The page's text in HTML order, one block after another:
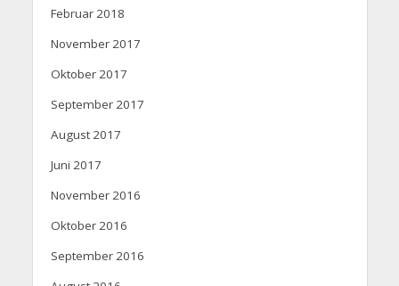
Februar 2018
November 2017
Oktober 2017
September 2017
August 2017
Juni 2017
November 2016
Oktober 2016
September 2016